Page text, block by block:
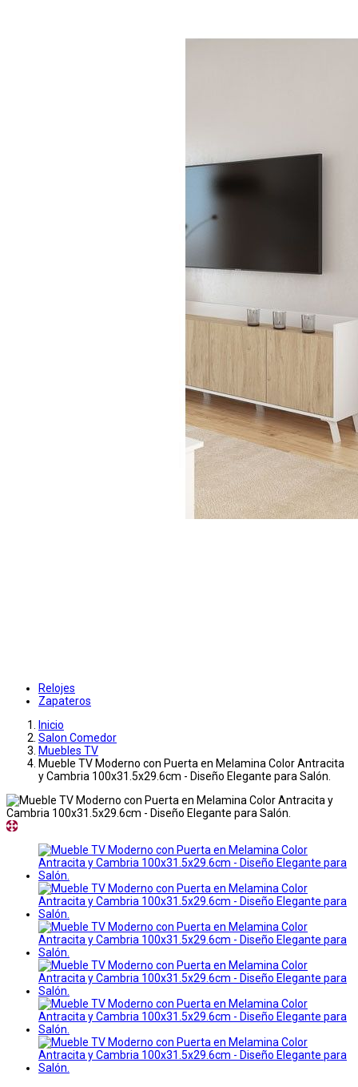
Relojes
Zapateros
Inicio
Salon Comedor
Muebles TV
Mueble TV Moderno con Puerta en Melamina Color Antracita
y Cambria 100x31.5x29.6cm - Diseño Elegante para Salón.